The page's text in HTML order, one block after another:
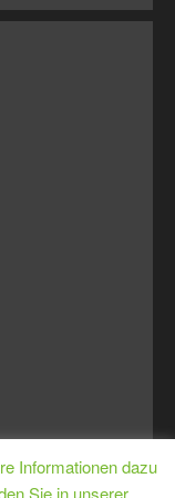
Informationen dazu
Sie in unserer